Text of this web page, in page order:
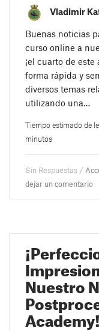
Vladimir
Buenas noticias
curso online a
¡el cuarto de
forma rápida y
diversos temas
utilizando una…
Tiempo estimado de
minutos
Sin Respuestas /
dejar un comentario
Nuestro